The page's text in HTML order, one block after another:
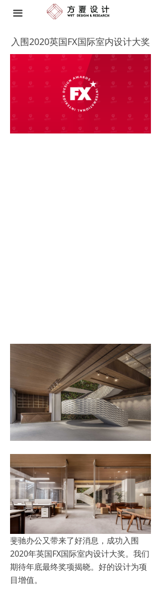
끀
首页 HOME
软装研发与工程 FF&E
品牌策略 BRAND STRATEGY
艺术顾问 ART CONSULTANT
我们 ABOUT US
入围2020英国FX国际室内设计大奖
斐驰办公又带来了好消息，成功入围
2020年英国FX国际室内设计大奖。我们
期待年底最终奖项揭晓。好的设计为项
目增值。